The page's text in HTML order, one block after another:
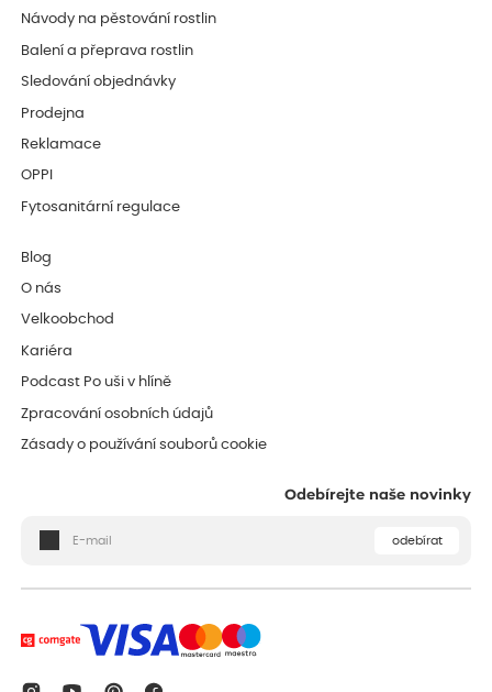
Návody na pěstování rostlin
Balení a přeprava rostlin
Sledování objednávky
Prodejna
Reklamace
OPPI
Fytosanitární regulace
Blog
O nás
Velkoobchod
Kariéra
Podcast Po uši v hlíně
Zpracování osobních údajů
Zásady o používání souborů cookie
Odebírejte naše novinky
odebírat